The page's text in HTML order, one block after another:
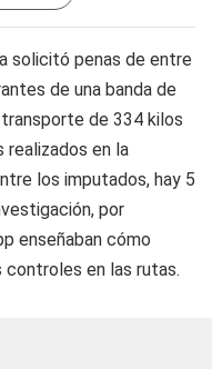
solicitó penas de entre
de una banda de
de 334 kilos
realizados en la
los imputados, hay 5
por
enseñaban cómo
controles en las rutas.